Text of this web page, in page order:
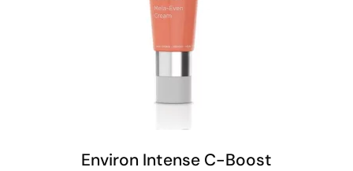
LISÄÄ OSTOSKORIIN
Environ Intense C-Boost